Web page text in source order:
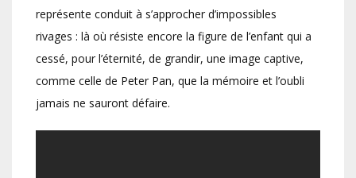
représente conduit à s’approcher d’impossibles
rivages : là où résiste encore la figure de l’enfant qui a
cessé, pour l’éternité, de grandir, une image captive,
comme celle de Peter Pan, que la mémoire et l’oubli
jamais ne sauront défaire.